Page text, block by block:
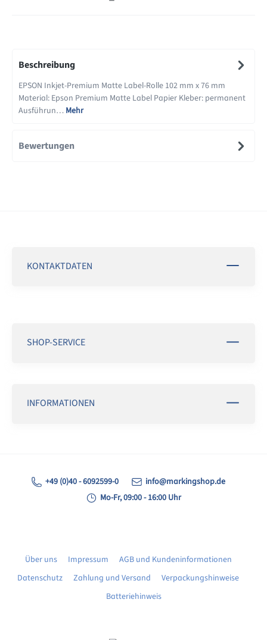
Beschreibung
EPSON Inkjet-Premium Matte Label-Rolle 102 mm x 76 mm
Material: Epson Premium Matte Label Papier Kleber: permanent
Ausführun… Mehr
Bewertungen
KONTAKTDATEN
SHOP-SERVICE
INFORMATIONEN
+49 (0)40 - 6092599-0
info@markingshop.de
Mo-Fr, 09:00 - 16:00 Uhr
Über uns Impressum
AGB und Kundeninformationen
Datenschutz
Zahlung und Versand
Verpackungshinweise
Batteriehinweis